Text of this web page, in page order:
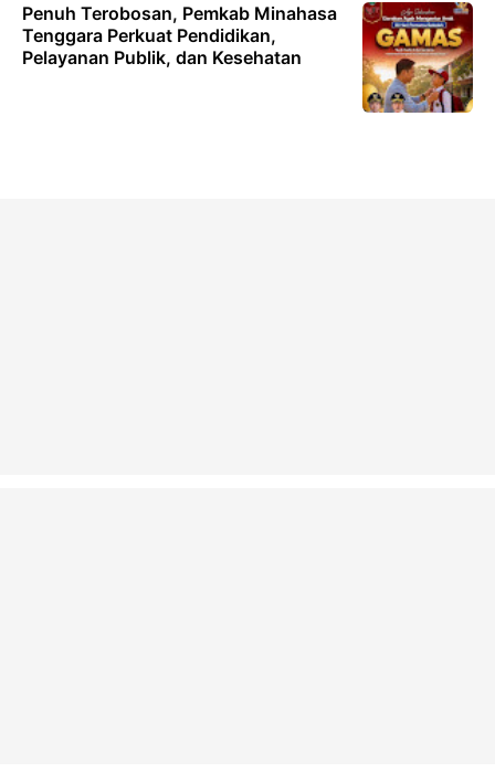
Penuh Terobosan, Pemkab Minahasa
Tenggara Perkuat Pendidikan,
Pelayanan Publik, dan Kesehatan